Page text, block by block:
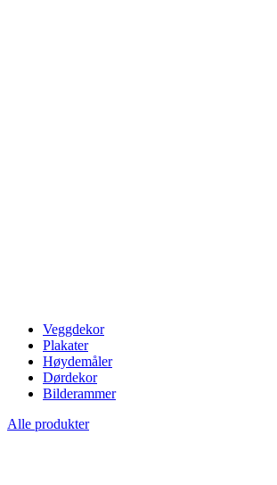
Veggdekor
Plakater
Høydemåler
Dørdekor
Bilderammer
Alle produkter